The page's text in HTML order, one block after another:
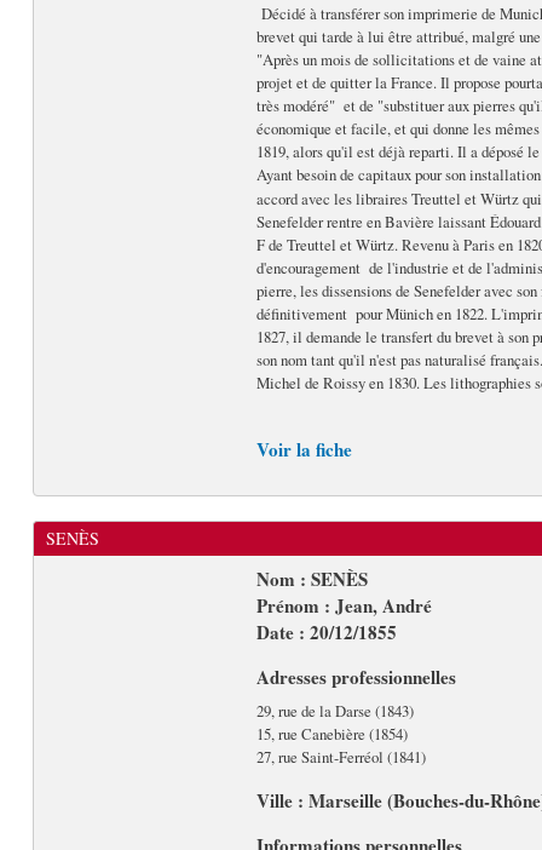
Décidé à transférer son imprimerie de
brevet qui tarde à lui être attribué, malgré
"Après un mois de sollicitations et de vaine
projet et de quitter la France. Il propose
très modéré" et de "substituer aux pierres
économique et facile, et qui donne les
1819, alors qu'il est déjà reparti. Il a déposé
Ayant besoin de capitaux pour son
accord avec les libraires Treuttel et Würtz
Senefelder rentre en Bavière laissant
F de Treuttel et Würtz. Revenu à Paris en
d'encouragement de l'industrie et de
pierre, les dissensions de Senefelder avec
définitivement pour Münich en 1822.
1827, il demande le transfert du brevet à
son nom tant qu'il n'est pas naturalisé
Michel de Roissy en 1830. Les lithographies
Voir la fiche
SENÈS
Nom : SENÈS
Prénom : Jean, André
Date : 20/12/1855
Adresses professionnelles
29, rue de la Darse (1843)
15, rue Canebière (1854)
27, rue Saint-Ferréol (1841)
Ville : Marseille (Bouches-du-